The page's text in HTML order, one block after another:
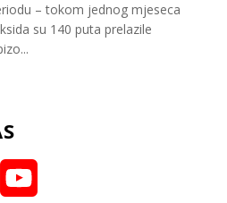
– tokom jednog mjeseca
su 140 puta prelazile